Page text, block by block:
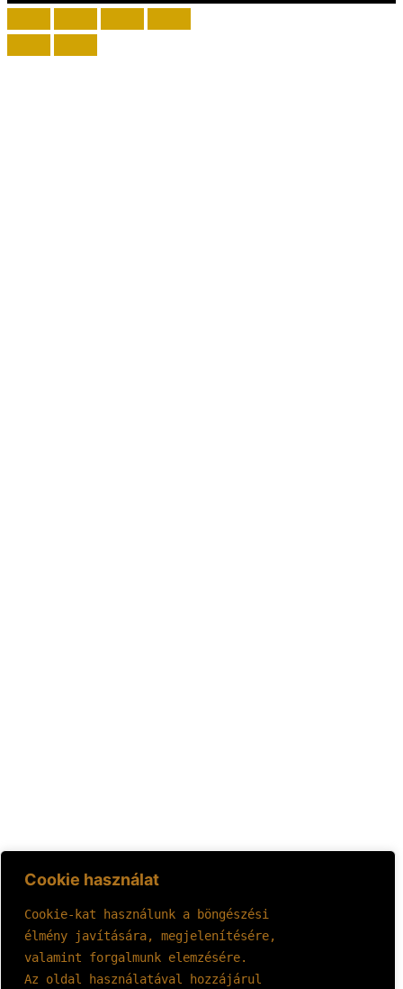
Cookie használat
Cookie-kat használunk a böngészési
élmény javítására, megjelenítésére,
valamint forgalmunk elemzésére.
Az oldal használatával hozzájárul